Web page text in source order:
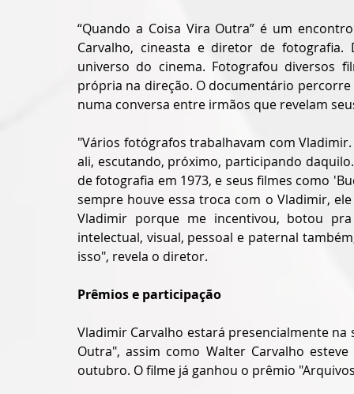
“Quando a Coisa Vira Outra” é um
Carvalho, cineasta e diretor de
universo do cinema. Fotografou diversos
própria na direção. O documentário
numa conversa entre irmãos que revelam
"Vários fotógrafos trabalhavam com
ali, escutando, próximo, participando
de fotografia em 1973, e seus filmes como
sempre houve essa troca com o Vladimir,
Vladimir porque me incentivou, botou
intelectual, visual, pessoal e paternal
isso", revela o diretor.
Prêmios e participação
Vladimir Carvalho estará presencialmente na
Outra", assim como Walter Carvalho
outubro. O filme já ganhou o prêmio